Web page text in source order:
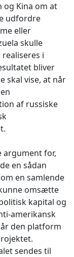
og Kina om at
udfordre
eller
skulle
i
bliver
skal vise, at når
af russiske
argument for,
en sådan
en samlende
omsætte
kapital og
amerikansk
den platform
sendes til